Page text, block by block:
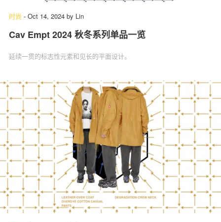
时尚 - Oct 14, 2024 by Lin
Cav Empt 2024 秋冬系列单品一览
延续一贯的标志性元素和见长的平面设计。